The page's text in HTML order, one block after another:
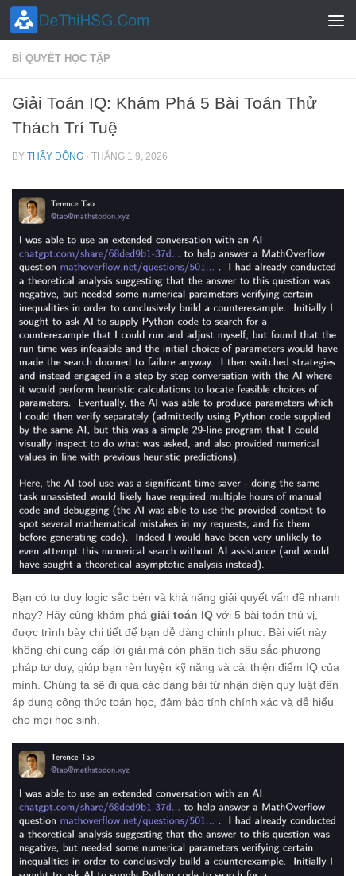
Skip to content
BÍ QUYẾT HỌC TẬP
Giải Toán IQ: Khám Phá 5 Bài Toán Thử
Thách Trí Tuệ
BY THẦY ĐÔNG · THÁNG 1 9, 2026
Bạn có tư duy logic sắc bén và khả năng giải quyết vấn đề nhanh
nhạy? Hãy cùng khám phá giải toán IQ với 5 bài toán thú vị,
được trình bày chi tiết để bạn dễ dàng chinh phục. Bài viết này
không chỉ cung cấp lời giải mà còn phân tích sâu sắc phương
pháp tư duy, giúp bạn rèn luyện kỹ năng và cải thiện điểm IQ của
mình. Chúng ta sẽ đi qua các dạng bài từ nhận diện quy luật đến
áp dụng công thức toán học, đảm bảo tính chính xác và dễ hiểu
cho mọi học sinh.